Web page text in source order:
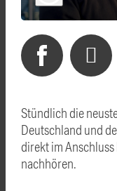
Stündlich die
Deutschland und
direkt im
nachhören.